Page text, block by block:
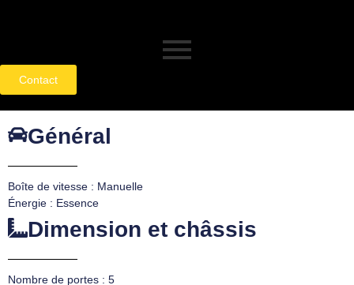
Contact
Général
Boîte de vitesse : Manuelle
Énergie : Essence
Dimension et châssis
Nombre de portes : 5